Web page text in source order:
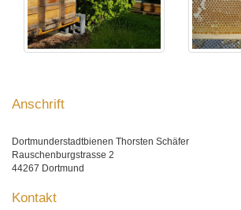
Anschrift
Dortmunderstadtbienen Thorsten Schäfer
Rauschenburgstrasse 2
44267 Dortmund
Kontakt